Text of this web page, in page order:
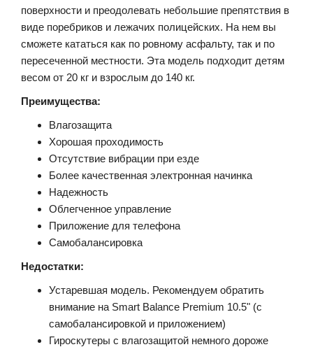
поверхности и преодолевать небольшие препятствия в
виде поребриков и лежачих полицейских. На нем вы
сможете кататься как по ровному асфальту, так и по
пересеченной местности. Эта модель подходит детям
весом от 20 кг и взрослым до 140 кг.
Преимущества:
Влагозащита
Хорошая проходимость
Отсутствие вибрации при езде
Более качественная электронная начинка
Надежность
Облегченное управление
Приложение для телефона
Самобалансировка
Недостатки:
Устаревшая модель. Рекомендуем обратить
внимание на Smart Balance Premium 10.5" (с
самобалансировкой и приложением)
Гироскутеры с влагозащитой немного дороже